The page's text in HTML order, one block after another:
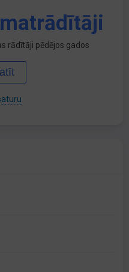
rādītāji pēdējos gados